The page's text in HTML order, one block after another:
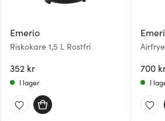
Emerio
Riskokare 1,5 L Rostfri
352 kr
I lager
700
I